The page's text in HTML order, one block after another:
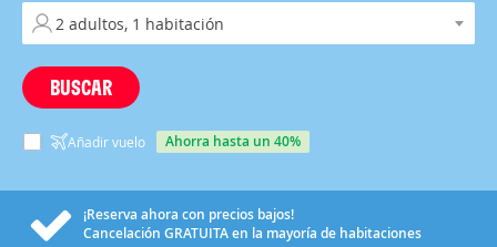
BUSCAR
Añadir vuelo ahorra hasta un 40%
¡Reserva ahora con precios bajos!
Cancelación GRATUITAen la mayoría de habitaciones